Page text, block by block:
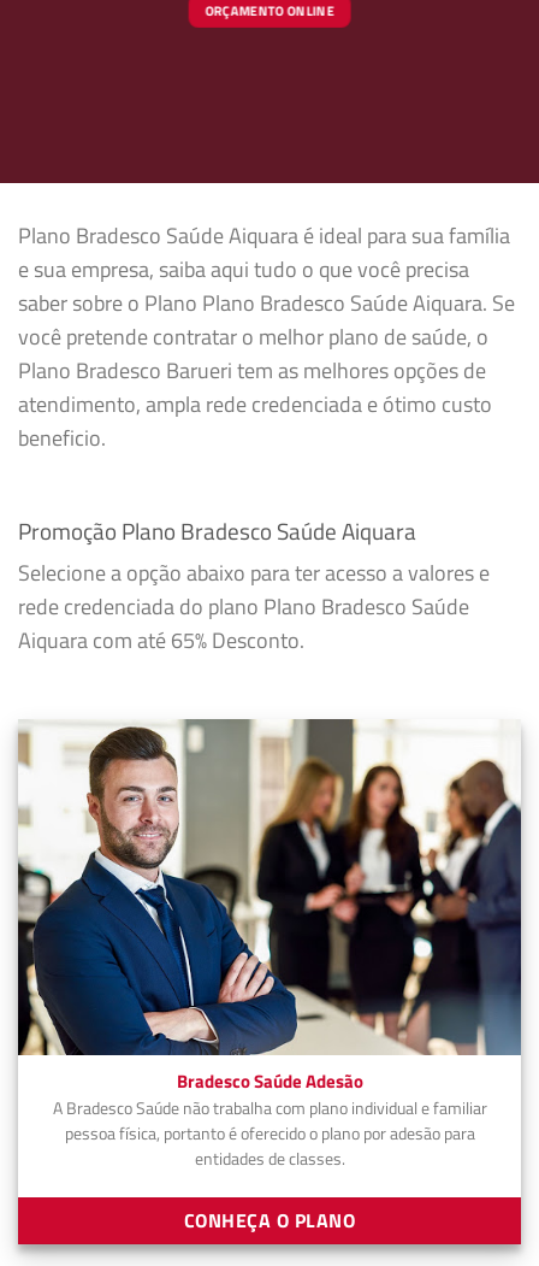
ORÇAMENTO ONLINE
Plano Bradesco Saúde Aiquara é ideal para sua família
e sua empresa, saiba aqui tudo o que você precisa
saber sobre o Plano Plano Bradesco Saúde Aiquara. Se
você pretende contratar o melhor plano de saúde, o
Plano Bradesco Barueri tem as melhores opções de
atendimento, ampla rede credenciada e ótimo custo
beneficio.
Promoção Plano Bradesco Saúde Aiquara
Selecione a opção abaixo para ter acesso a valores e
rede credenciada do plano Plano Bradesco Saúde
Aiquara com até 65% Desconto.
Bradesco Saúde Adesão
A Bradesco Saúde não trabalha com plano individual e familiar
pessoa física, portanto é oferecido o plano por adesão para
entidades de classes.
CONHEÇA O PLANO